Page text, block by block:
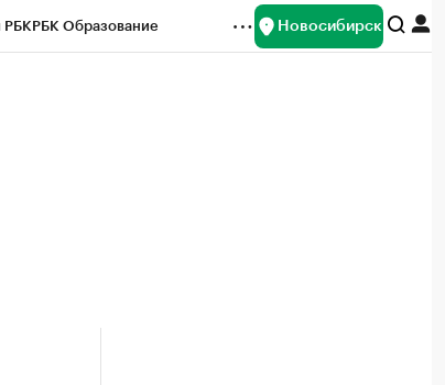
РБКРБК Образование Новосибирск